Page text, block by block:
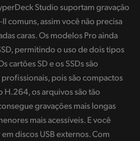
Studio suportam gravação
comuns, assim você não precisa
caras. Os modelos Pro ainda
permitindo o uso de dois tipos
cartões SD e os SSDs são
pois são compactos
H.264, os arquivos são tão
gravações mais longas
mais acessíveis. E você
discos USB externos. Com